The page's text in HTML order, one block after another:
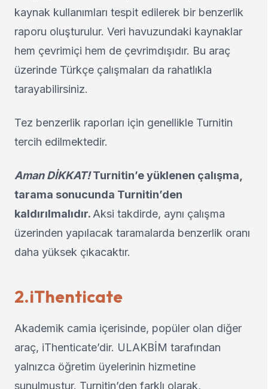
kaynak kullanımları tespit edilerek bir benzerlik
raporu oluşturulur. Veri havuzundaki kaynaklar
hem çevrimiçi hem de çevrimdışıdır. Bu araç
üzerinde Türkçe çalışmaları da rahatlıkla
tarayabilirsiniz.
Tez benzerlik raporları için genellikle Turnitin
tercih edilmektedir.
Aman DİKKAT!Turnitin’e yüklenen çalışma,
tarama sonucunda Turnitin’den
kaldırılmalıdır. Aksi takdirde, aynı çalışma
üzerinden yapılacak taramalarda benzerlik oranı
daha yüksek çıkacaktır.
2.iThenticate
Akademik camia içerisinde, popüler olan diğer
araç, iThenticate’dir. ULAKBİM tarafından
yalnızca öğretim üyelerinin hizmetine
sunulmuştur. Turnitin’den farklı olarak,